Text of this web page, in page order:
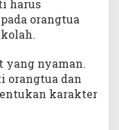
harus
orangtua
yang nyaman.
orangtua dan
karakter